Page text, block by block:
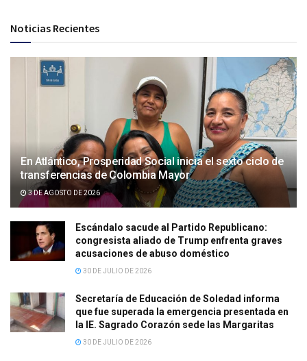
Noticias Recientes
En Atlántico, Prosperidad Social inicia el sexto ciclo de
transferencias de Colombia Mayor
3 DE AGOSTO DE 2026
Escándalo sacude al Partido Republicano:
congresista aliado de Trump enfrenta graves
acusaciones de abuso doméstico
30 DE JULIO DE 2026
Secretaría de Educación de Soledad informa
que fue superada la emergencia presentada en
la IE. Sagrado Corazón sede las Margaritas
30 DE JULIO DE 2026